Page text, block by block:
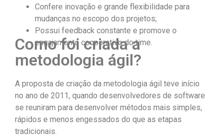
Confere inovação e grande flexibilidade para
mudanças no escopo dos projetos;
Possui feedback constante e promove o
engajamento cooperativo do time.
Como foi criada a
metodologia ágil?
A proposta de criação da metodologia ágil teve início
no ano de 2011, quando desenvolvedores de software
se reuniram para desenvolver métodos mais simples,
rápidos e menos engessados do que as etapas
tradicionais.